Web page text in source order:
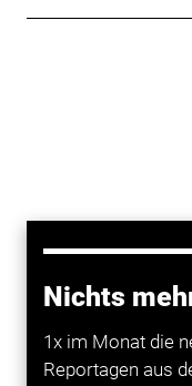
Nichts
1x im Monat die
Reportagen aus